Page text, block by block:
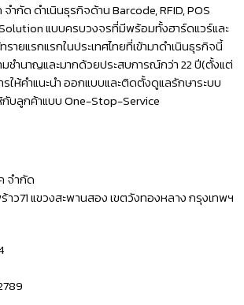
ำกัด ดำเนินธุรกิจด้าน Barcode, RFID, POS
แบบครบวงจรที่มีพร้อมทั้งฮาร์ดแวร์และ
ายแรกแรกในประเทศไทยที่เข้ามาดำเนินธุรกิจนี้
มชำนาญและมากด้วยประสบการณ์กว่า 22 ปี(ตั้งแต่
ให้คำแนะนำ ออกแบบและติดตั้งดูแลรักษาระบบ
บลูกค้าแบบ One-Stop-Service
จำกัด
ว71 แขวงสะพานสอง เขตวังทองหลาง กรุงเทพฯ